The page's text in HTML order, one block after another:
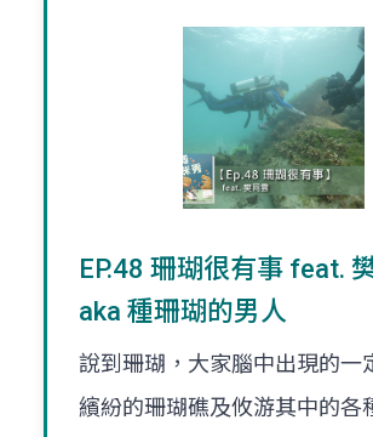
EP.48 珊瑚很有事 feat.
aka 種珊瑚的男人
說到珊瑚，大家腦中出現的一
繽紛的珊瑚礁及攸游其中的各